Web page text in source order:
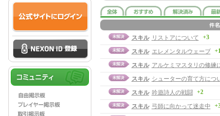
スキル リストアについて +3
スキル エレメンタルウェーブ
スキル アルケミマスタリの修練
スキル シューターの育て方につ
スキル 吟遊詩人の戦闘 +2
スキル 弓師に向かって迷走中